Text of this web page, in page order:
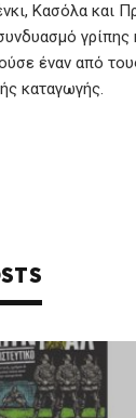
Κασόλα και
γρίπης
έναν από
καταγωγής.